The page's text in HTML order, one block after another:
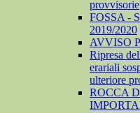
provvisorie
FOSSA -
2019/2020
AVVISO
Ripresa
erariali
ulteriore
ROCCA